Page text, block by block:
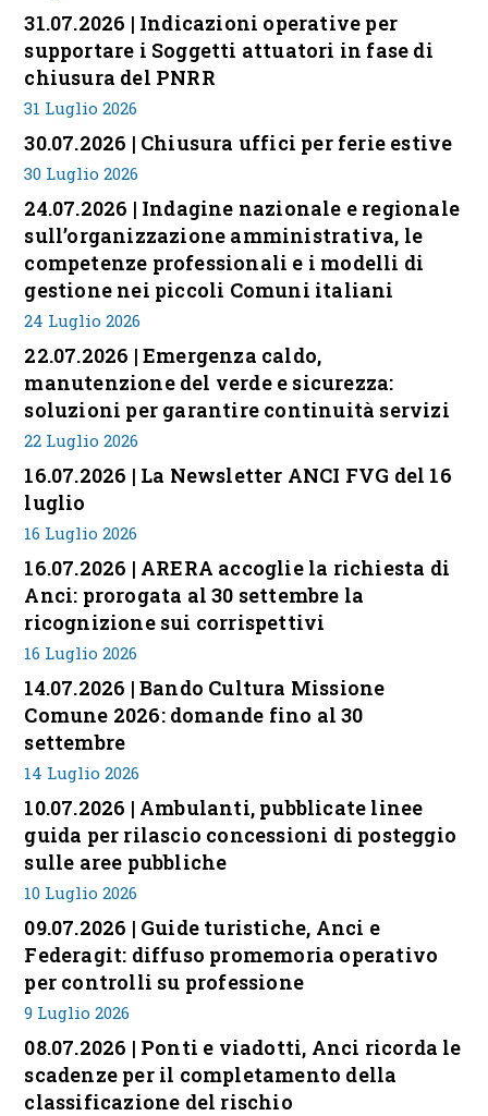
31.07.2026 | Indicazioni operative per
supportare i Soggetti attuatori in fase di
chiusura del PNRR
31 Luglio 2026
30.07.2026 | Chiusura uffici per ferie estive
30 Luglio 2026
24.07.2026 | Indagine nazionale e regionale
sull’organizzazione amministrativa, le
competenze professionali e i modelli di
gestione nei piccoli Comuni italiani
24 Luglio 2026
22.07.2026 | Emergenza caldo,
manutenzione del verde e sicurezza:
soluzioni per garantire continuità servizi
22 Luglio 2026
16.07.2026 | La Newsletter ANCI FVG del 16
luglio
16 Luglio 2026
16.07.2026 | ARERA accoglie la richiesta di
Anci: prorogata al 30 settembre la
ricognizione sui corrispettivi
16 Luglio 2026
14.07.2026 | Bando Cultura Missione
Comune 2026: domande fino al 30
settembre
14 Luglio 2026
10.07.2026 | Ambulanti, pubblicate linee
guida per rilascio concessioni di posteggio
sulle aree pubbliche
10 Luglio 2026
09.07.2026 | Guide turistiche, Anci e
Federagit: diffuso promemoria operativo
per controlli su professione
9 Luglio 2026
08.07.2026 | Ponti e viadotti, Anci ricorda le
scadenze per il completamento della
classificazione del rischio